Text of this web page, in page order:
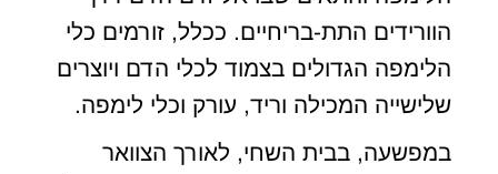
הוורידים התת-בריחיים. ככלל, זורמים כלי
הלימפה הגדולים בצמוד לכלי הדם ויוצרים
שלישייה המכילה וריד, עורק וכלי לימפה.
במפשעה, בבית השחי, לאורך הצוואר